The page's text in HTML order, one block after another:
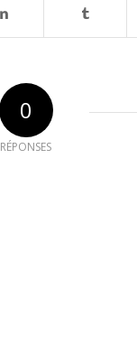
0
RÉPONSES